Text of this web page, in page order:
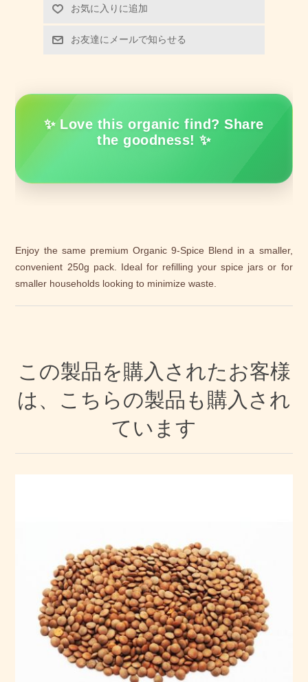
お気に入りに追加
お友達にメールで知らせる
✨ Love this organic find? Share
the goodness! ✨
Enjoy the same premium Organic 9-Spice Blend in a smaller,
convenient 250g pack. Ideal for refilling your spice jars or for
smaller households looking to minimize waste.
この製品を購入されたお客様
は、こちらの製品も購入され
ています